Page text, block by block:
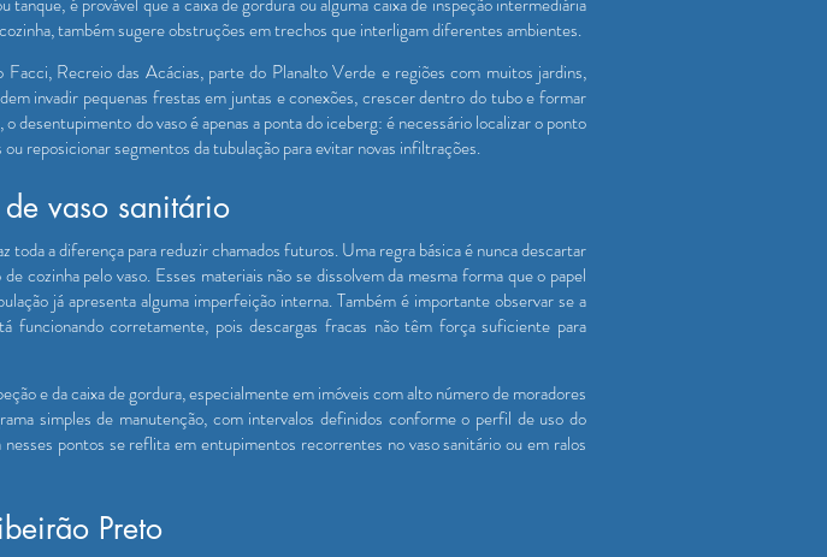
também sugere obstruções em trechos que interligam diferentes ambientes.
Recreio das Acácias, parte do Planalto Verde e regiões com muitos jardins,
invadir pequenas frestas em juntas e conexões, crescer dentro do tubo e formar
desentupimento do vaso é apenas a ponta do iceberg: é necessário localizar o ponto
reposicionar segmentos da tubulação para evitar novas infiltrações.
vaso sanitário
a diferença para reduzir chamados futuros. Uma regra básica é nunca descartar
cozinha pelo vaso. Esses materiais não se dissolvem da mesma forma que o papel
já apresenta alguma imperfeição interna. Também é importante observar se a
funcionando corretamente, pois descargas fracas não têm força suficiente para
e da caixa de gordura, especialmente em imóveis com alto número de moradores
simples de manutenção, com intervalos definidos conforme o perfil de uso do
pontos se reflita em entupimentos recorrentes no vaso sanitário ou em ralos
Preto